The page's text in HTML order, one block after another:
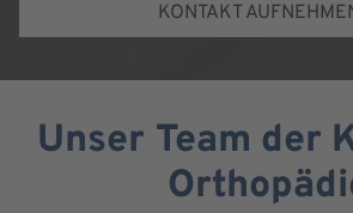
KONTAKT
Unser Team der